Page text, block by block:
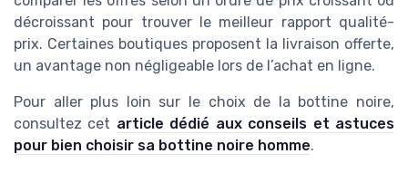
décroissant pour trouver le meilleur rapport qualité-
prix. Certaines boutiques proposent la livraison offerte,
un avantage non négligeable lors de l’achat en ligne.
Pour aller plus loin sur le choix de la bottine noire,
consultez cet article dédié aux conseils et astuces
pour bien choisir sa bottine noire homme.